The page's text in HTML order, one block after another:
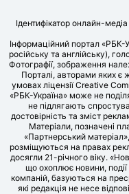
Ідентифікатор онлайн-
Інформаційний портал «РБК-
російську та англійську),
Фотографії, зображення
Порталі, авторами яких є
умовах ліцензії Creative
«РБК-Україна» може не
не підлягають
достовірність та зміст
Матеріали, позначені
«Партнерський
розміщуються на правах
досягли 21-річного віку.
що охоплює новини,
компаній, базуються на
які редакція не несе